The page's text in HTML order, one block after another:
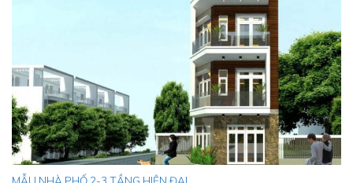
MẪU NHÀ PHỐ 2-3 TẦNG HIỆN ĐẠI